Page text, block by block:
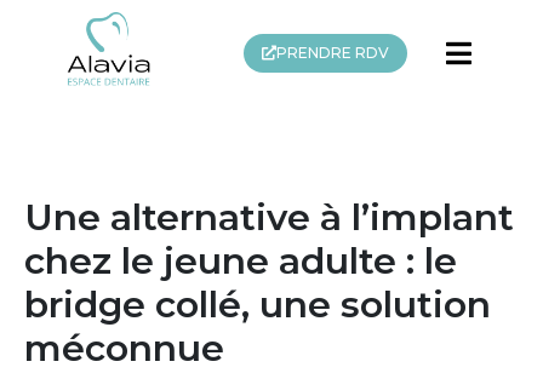
PRENDRE RDV
Une alternative à l’implant
chez le jeune adulte : le
bridge collé, une solution
méconnue